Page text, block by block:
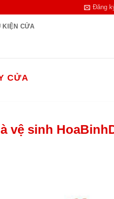
Đăng
KIỆN CỬA
CỬA
vệ sinh